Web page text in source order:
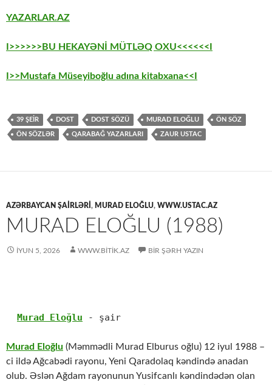
YAZARLAR.AZ
I>>>>>>BU HEKAYƏNİ MÜTLƏQ OXU<<<<<<I
I>>Mustafa Müseyiboğlu adına kitabxana<<I
39 ŞEİR DOST DOST SÖZÜ MURAD ELOĞLU ÖN SÖZ
ÖN SÖZLƏR QARABAĞ YAZARLARI ZAUR USTAC
AZƏRBAYCAN ŞAIRLƏRI , MURAD ELOĞLU, WWW.USTAC.AZ
MURAD ELOĞLU (1988)
İYUN 5, 2026 WWW.BITIK.AZ BIR ŞƏRH YAZIN
Murad Eloğlu - şair
Murad Eloğlu (Məmmədli Murad Elburus oğlu) 12 iyul 1988 –
ci ildə Ağcabədi rayonu, Yeni Qaradolaq kəndində anadan
olub. Əslən Ağdam rayonunun Yusifcanlı kəndindədən olan